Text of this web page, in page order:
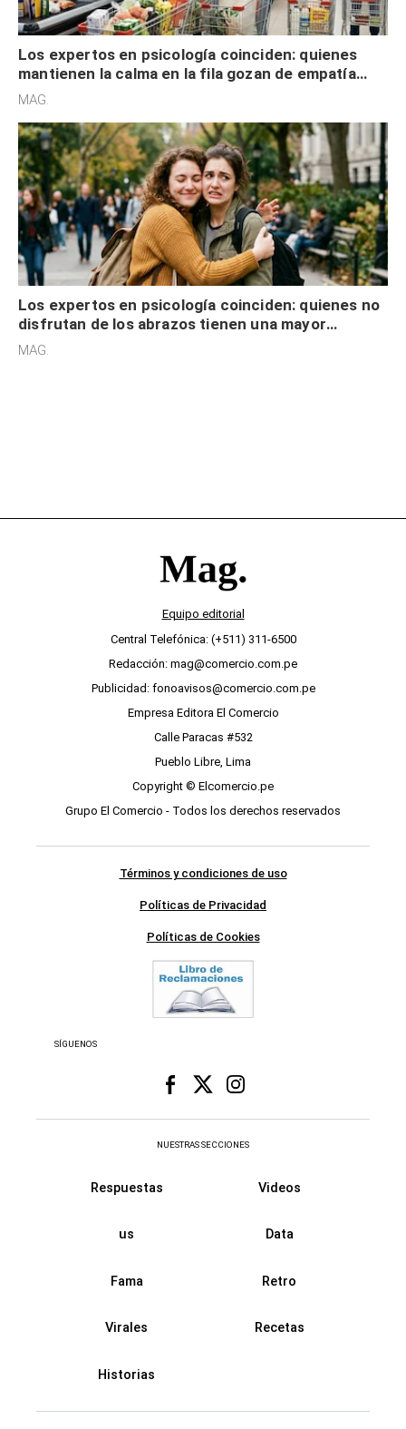
Los expertos en psicología coinciden: quienes
mantienen la calma en la fila gozan de empatía
cognitiva, gratitud y no solo tienen autocontrol
MAG.
Los expertos en psicología coinciden: quienes no
disfrutan de los abrazos tienen una mayor
sensibilidad a los estímulos físicos y no es por
MAG.
Equipo editorial
Central Telefónica: (+511) 311-6500
Redacción: mag@comercio.com.pe
Publicidad: fonoavisos@comercio.com.pe
Empresa Editora El Comercio
Calle Paracas #532
Pueblo Libre, Lima
Copyright © Elcomercio.pe
Grupo El Comercio - Todos los derechos reservados
Términos y condiciones de uso
Políticas de Privacidad
Políticas de Cookies
SÍGUENOS
NUESTRAS SECCIONES
Respuestas Videos
us Data
Fama Retro
Virales Recetas
Historias